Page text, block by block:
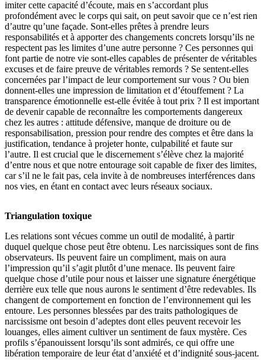
imiter cette capacité d’écoute, mais en s’accordant plus
profondément avec le corps qui sait, on peut savoir que ce n’est rien
d’autre qu’une façade. Sont-elles prêtes à prendre leurs
responsabilités et à apporter des changements concrets lorsqu’ils ne
respectent pas les limites d’une autre personne ? Ces personnes qui
font partie de notre vie sont-elles capables de présenter de véritables
excuses et de faire preuve de véritables remords ? Se sentent-elles
concernées par l’impact de leur comportement sur vous ? Ou bien
donnent-elles une impression de limitation et d’étouffement ? La
transparence émotionnelle est-elle évitée à tout prix ? Il est important
de devenir capable de reconnaître les comportements dangereux
chez les autres : attitude défensive, manque de droiture ou de
responsabilisation, pression pour rendre des comptes et être dans la
justification, tendance à projeter honte, culpabilité et faute sur
l’autre. Il est crucial que le discernement s’élève chez la majorité
d’entre nous et que notre entourage soit capable de fixer des limites,
car s’il ne le fait pas, cela invite à de nombreuses interférences dans
nos vies, en étant en contact avec leurs réseaux sociaux.
Triangulation toxique
Les relations sont vécues comme un outil de modalité, à partir
duquel quelque chose peut être obtenu. Les narcissiques sont de fins
observateurs. Ils peuvent faire un compliment, mais on aura
l’impression qu’il s’agit plutôt d’une menace. Ils peuvent faire
quelque chose d’utile pour nous et laisser une signature énergétique
derrière eux telle que nous aurons le sentiment d’être redevables. Ils
changent de comportement en fonction de l’environnement qui les
entoure. Les personnes blessées par des traits pathologiques de
narcissisme ont besoin d’adeptes dont elles peuvent recevoir les
louanges, elles aiment cultiver un sentiment de faux mystère. Ces
profils s’épanouissent lorsqu’ils sont admirés, ce qui offre une
libération temporaire de leur état d’anxiété et d’indignité sous-jacent.